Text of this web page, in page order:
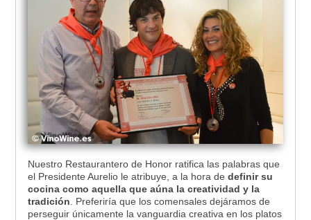
Nuestro Restaurantero de Honor ratifica las palabras que
el Presidente Aurelio le atribuye, a la hora de definir su
cocina como aquella que aúna la creatividad y la
tradición . Preferiría que los comensales dejáramos de
perseguir únicamente la vanguardia creativa en los platos